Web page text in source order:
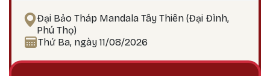
lực, trí tuệ và các công hạnh bi mẫn uy mãnh của
chư Phật. Mahakala là Hộ pháp hàng đầu, uy
mãnh và tràn đầy thần lực, tiêu trừ ác nghiệp,
Đại Bảo Tháp Mandala Tây Thiên (Đại Đình,
Phú Thọ)
Thứ Ba, ngày 11/08/2026